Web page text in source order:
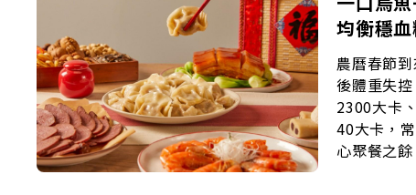
均衡穩
農曆春節
後體重失
2300大卡
40大卡，
心聚餐之